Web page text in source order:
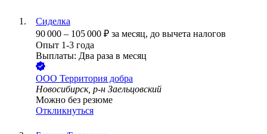
Сиделка
90 000 – 105 000 ₽ за месяц, до вычета налогов
Опыт 1-3 года
Выплаты: Два раза в месяц
ООО Территория добра
Новосибирск, р-н Заельцовский
Можно без резюме
Откликнуться